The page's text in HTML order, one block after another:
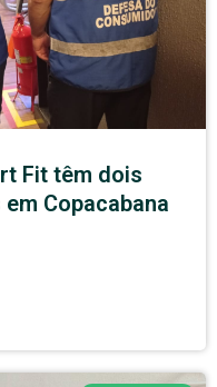
Fit têm dois
Copacabana